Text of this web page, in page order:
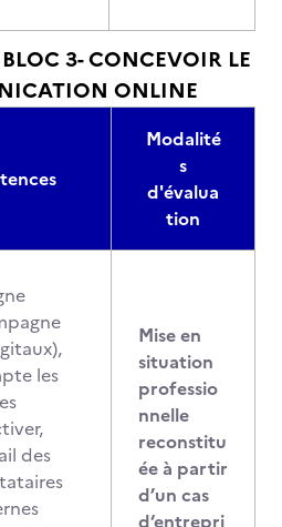
3- CONCEVOIR LE
ONLINE
Modalité
s
d'évalua
tion
les
des
Mise en
situation
professio
nnelle
reconstitu
ée à partir
d’un cas
d‘entrepri